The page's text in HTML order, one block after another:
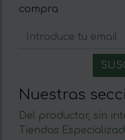
compra
Nuestras
Del productor, sin
Tiendas